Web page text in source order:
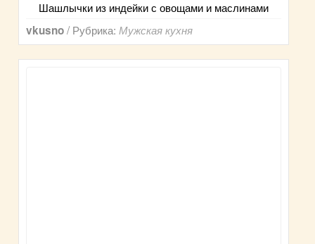
Шашлычки из индейки с овощами и маслинами
vkusno/ Рубрика:Мужская кухня